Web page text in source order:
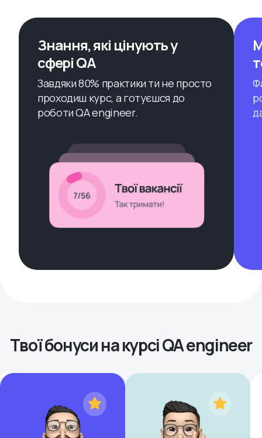
Знання, які цінують у
сфері QA
Завдяки 80% практики ти не просто
проходиш курс, а готуєшся до
роботи QA engineer.
Твої бонуси на курсі QA engineer